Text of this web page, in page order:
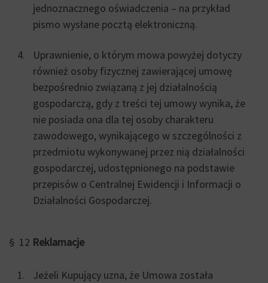
jednoznacznego oświadczenia – na przykład
pismo wysłane pocztą elektroniczną.
Uprawnienie, o którym mowa powyżej dotyczy
również osoby fizycznej zawierającej umowę
bezpośrednio związaną z jej działalnością
gospodarczą, gdy z treści tej umowy wynika, że
nie posiada ona dla tej osoby charakteru
zawodowego, wynikającego w szczególności z
przedmiotu wykonywanej przez nią działalności
gospodarczej, udostępnionego na podstawie
przepisów o Centralnej Ewidencji i Informacji o
Działalności Gospodarczej.
§ 12 Reklamacje
Jeżeli Kupujący uzna, że Umowa została